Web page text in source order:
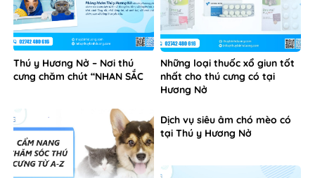
Thú y Hương Nở – Nơi thú
cưng chăm chút “NHAN SẮC
Những loại thuốc xổ giun tốt
nhất cho thú cưng có tại
Hương Nở
Dịch vụ siêu âm chó mèo có
tại Thú y Hương Nở